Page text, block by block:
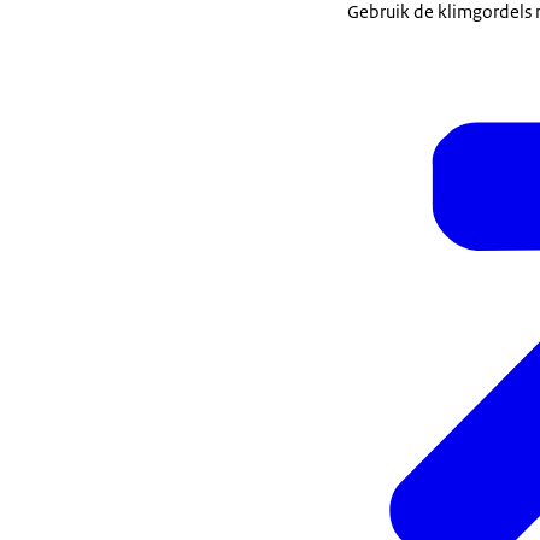
Gebruik de klimgordels